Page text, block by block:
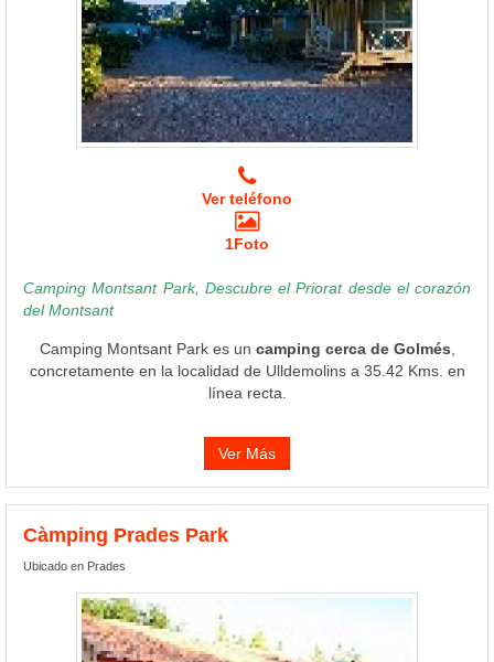
Ver teléfono
1Foto
Camping Montsant Park, Descubre el Priorat desde el corazón
del Montsant
Camping Montsant Park es un camping cerca de Golmés
concretamente en la localidad de Ulldemolins a 35.42 Kms. en
línea recta.
Ver Más
Càmping Prades Park
Ubicado en Prades